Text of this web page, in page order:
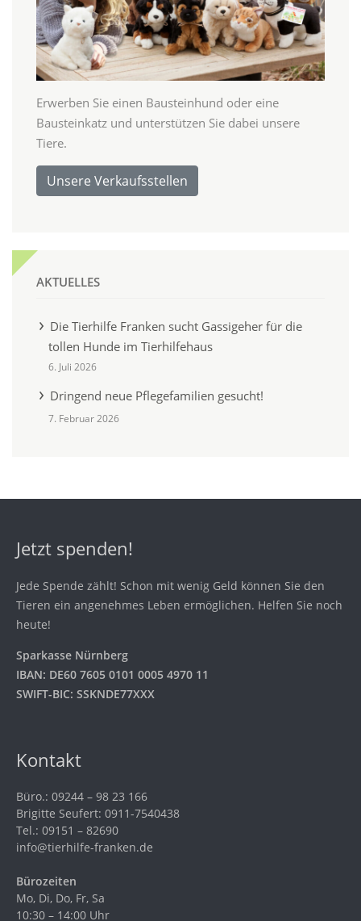
Erwerben Sie einen Bausteinhund oder eine
Bausteinkatz und unterstützen Sie dabei unsere
Tiere.
Unsere Verkaufsstellen
AKTUELLES
Die Tierhilfe Franken sucht Gassigeher für die
tollen Hunde im Tierhilfehaus
6. Juli 2026
Dringend neue Pflegefamilien gesucht!
7. Februar 2026
Jetzt spenden!
Jede Spende zählt! Schon mit wenig Geld können Sie den
Tieren ein angenehmes Leben ermöglichen. Helfen Sie noch
heute!
Sparkasse Nürnberg
IBAN: DE60 7605 0101 0005 4970 11
SWIFT-BIC: SSKNDE77XXX
Kontakt
Büro.: 09244 – 98 23 166
Brigitte Seufert: 0911-7540438
Tel.: 09151 – 82690
info@tierhilfe-franken.de
Bürozeiten
Mo, Di, Do, Fr, Sa
10:30 – 14:00 Uhr